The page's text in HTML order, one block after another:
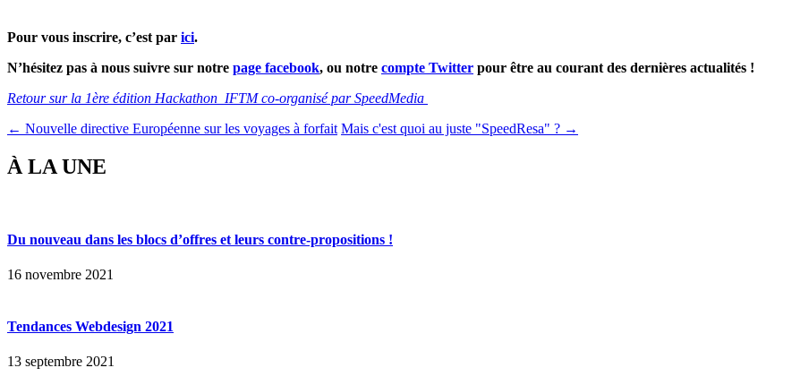
Pour vous inscrire, c’est par ici.
N’hésitez pas à nous suivre sur notre page facebook, ou notre compte Twitter pour être au courant des dernières actualités !
Retour sur la 1ère édition Hackathon IFTM co-organisé par SpeedMedia
← Nouvelle directive Européenne sur les voyages à forfait Mais c'est quoi au juste "SpeedResa" ? →
À LA UNE
Du nouveau dans les blocs d’offres et leurs contre-propositions !
16 novembre 2021
Tendances Webdesign 2021
13 septembre 2021